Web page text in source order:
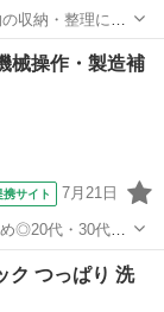
収納・整理に便
すい ●バスケッ
ンドリー
操作・製造補
携サイト 7月21日
◎20代・30代・
◎マイカー通勤
ク つっぱり 洗